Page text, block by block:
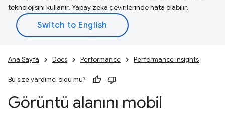
teknolojisini kullanır. Yapay zeka çevirilerinde hata olabilir.
Ana Sayfa Docs Performance Performance insights
Bu size yardımcı oldu mu?
Görüntü alanını mobil